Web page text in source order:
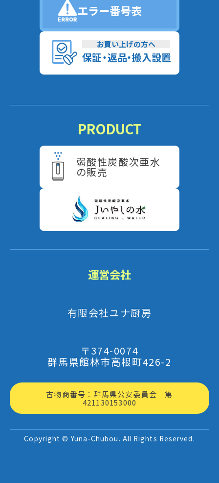
エラー番号表
お買い上げの方へ
保証・返品・搬入設置
PRODUCT
弱酸性炭酸次亜水
の販売
運営会社
有限会社ユナ厨房
〒374-0074
群馬県館林市高根町426-2
古物商番号：群馬県公安委員会 第
421130153000
Copyright © Yuna-Chubou. All Rights Reserved.